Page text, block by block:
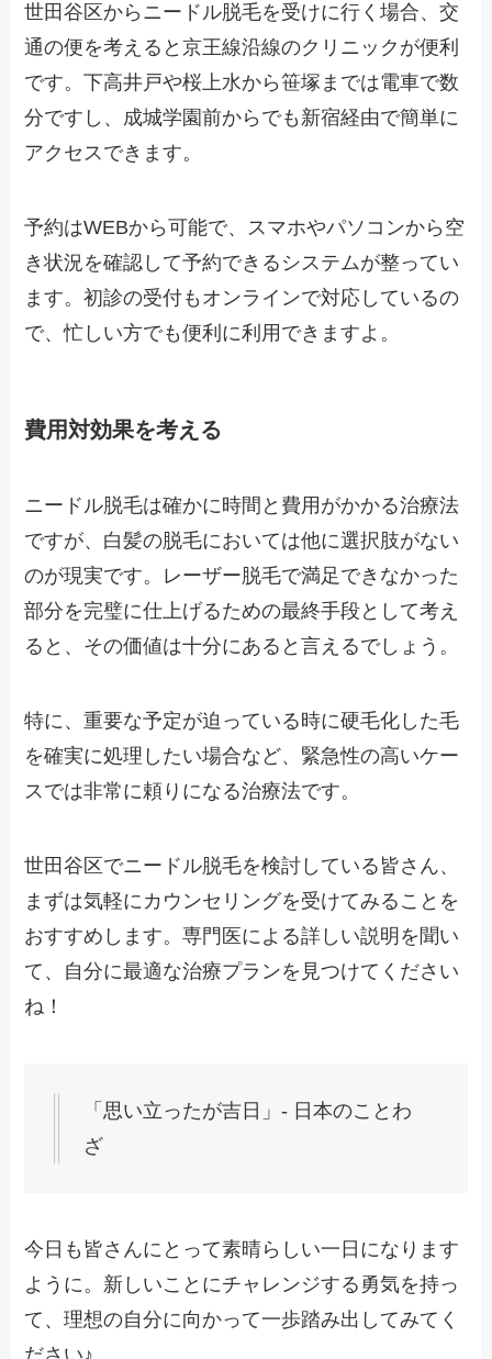
世田谷区からニードル脱毛を受けに行く場合、交
通の便を考えると京王線沿線のクリニックが便利
です。下高井戸や桜上水から笹塚までは電車で数
分ですし、成城学園前からでも新宿経由で簡単に
アクセスできます。
予約はWEBから可能で、スマホやパソコンから空
き状況を確認して予約できるシステムが整ってい
ます。初診の受付もオンラインで対応しているの
で、忙しい方でも便利に利用できますよ。
費用対効果を考える
ニードル脱毛は確かに時間と費用がかかる治療法
ですが、白髪の脱毛においては他に選択肢がない
のが現実です。レーザー脱毛で満足できなかった
部分を完璧に仕上げるための最終手段として考え
ると、その価値は十分にあると言えるでしょう。
特に、重要な予定が迫っている時に硬毛化した毛
を確実に処理したい場合など、緊急性の高いケー
スでは非常に頼りになる治療法です。
世田谷区でニードル脱毛を検討している皆さん、
まずは気軽にカウンセリングを受けてみることを
おすすめします。専門医による詳しい説明を聞い
て、自分に最適な治療プランを見つけてください
ね！
「思い立ったが吉日」- 日本のことわ
ざ
今日も皆さんにとって素晴らしい一日になります
ように。新しいことにチャレンジする勇気を持っ
て、理想の自分に向かって一歩踏み出してみてく